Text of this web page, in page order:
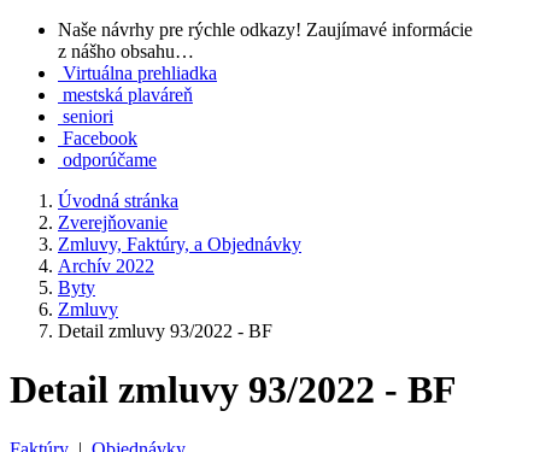
Naše návrhy pre rýchle odkazy! Zaujímavé informácie
z nášho obsahu…
Virtuálna prehliadka
mestská plaváreň
seniori
Facebook
odporúčame
Úvodná stránka
Zverejňovanie
Zmluvy, Faktúry, a Objednávky
Archív 2022
Byty
Zmluvy
Detail zmluvy 93/2022 - BF
Detail zmluvy 93/2022 - BF